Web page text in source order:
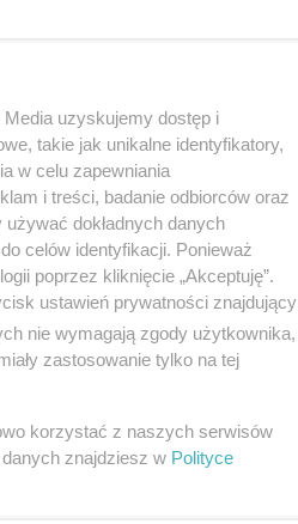
uzyskujemy dostęp i
takie jak unikalne identyfikatory,
w celu zapewniania
i treści, badanie odbiorców oraz
dokładnych danych
celów identyfikacji. Ponieważ
poprzez kliknięcie „Akceptuję”.
ustawień prywatności znajdujący
nie wymagają zgody użytkownika,
zastosowanie tylko na tej
korzystać z naszych serwisów
znajdziesz w Polityce